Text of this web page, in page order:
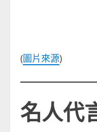
(圖片來源)
名人代